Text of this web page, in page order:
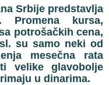
Srbije predstavlja
Promena kursa,
potrošačkih cena,
su samo neki od
mesečna rata
velike glavobolje
u dinarima.